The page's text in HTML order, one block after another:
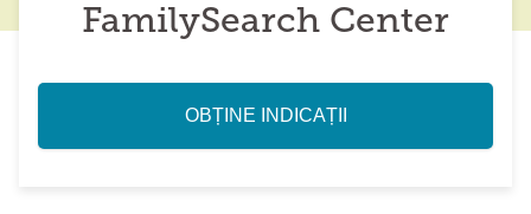
FamilySearch Center
OBȚINE INDICAȚII